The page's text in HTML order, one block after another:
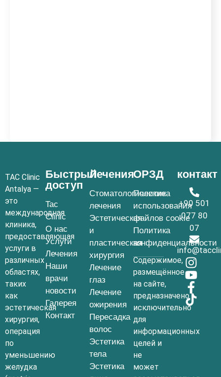
TAC Clinic
Antalya —
это
международная
клиника,
предоставляющая
услуги в
различных
областях,
таких
как
эстетическая
хирургия,
операция
по
уменьшению
желудка
Быстрый
доступ
Tac
Clinic
О нас
Услуги
Лечения
Наши
врачи
новости
Галерея
Контакт
Лечения
Стоматологические
лечения
Эстетическая
и
пластическая
хирургия
Лечение
глаз
Лечение
ожирения
Пересадка
волос
Эстетика
тела
Эстетика
ОРЗД
Политика
использования
файлов cookie
Политика
конфиденциальности
Содержимое,
размещённое
на сайте,
предназначено
исключительно
для
информационных
целей и
не
может
контакт
+90 501
077 80
07